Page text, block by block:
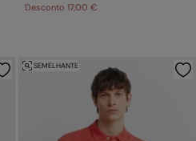
Desconto 17,00 €
SEMELHANTE